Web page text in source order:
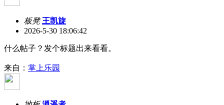
板凳 王凯旋
2026-5-30 18:06:42
什么帖子？发个标题出来看看。
来自： 掌上乐园